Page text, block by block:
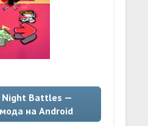
Night Battles —
на Android